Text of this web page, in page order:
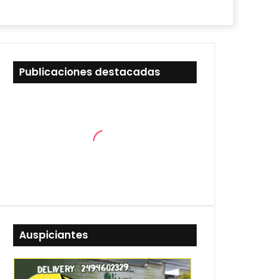
Publicaciones destacadas
Auspiciantes